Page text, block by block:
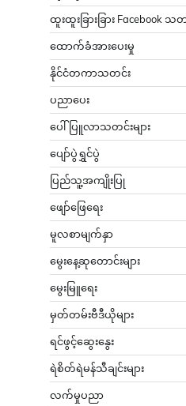
ထူးထူးခြားခြား Facebook သတ
ထောက်ခံအားပေးမှု
နိုင်ငံတကာသတင်း
ပညာပေး
ပေါ်ပြူလာသတင်းများ
ပျော်ပွဲရွှင်ပွဲ
ပြည်သူ့အကျိုးပြု
ဖျော်ဖြေရေး
မူလစာမျက်နှာ
မွေးနေ့ဆုတောင်းများ
မွေးမြူရေး
မှတ်တမ်းဗီဒီယိုများ
ရင်ဖွင့်ဆွေးနွေး
ရဲစိတ်ရဲမန်သီချင်းများ
လက်မှုပညာ